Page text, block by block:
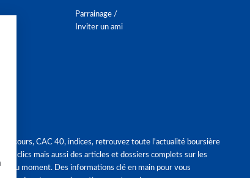
Parrainage /
Inviter un ami
cours, CAC 40, indices, retrouvez toute l'actualité boursière
clics mais aussi des articles et dossiers complets sur les
du moment. Des informations clé en main pour vous